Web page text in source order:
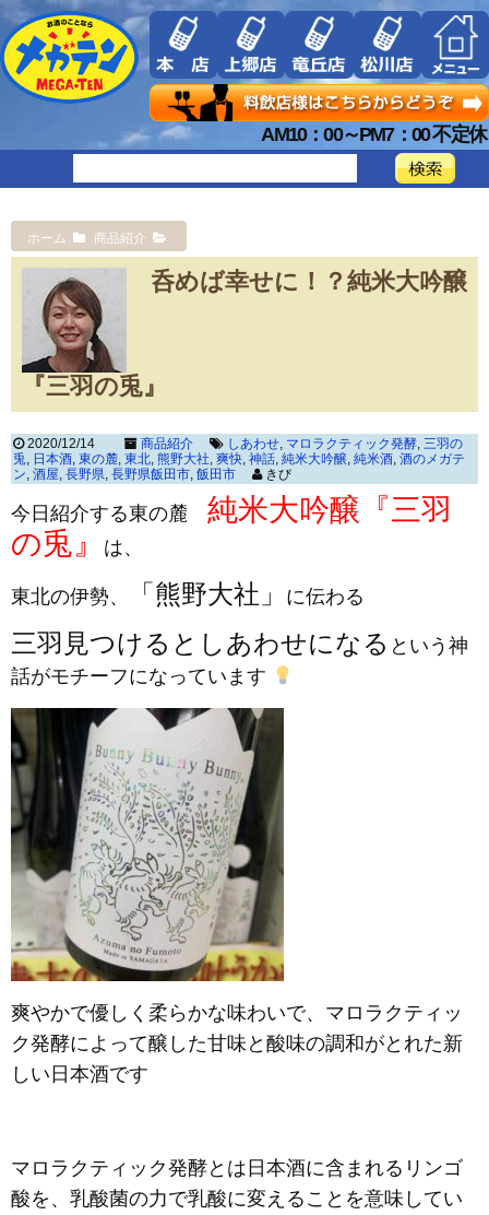
AM10：00～PM7：00 不定休
ホーム 商品紹介
呑めば幸せに！？純米大吟醸
『三羽の兎』
2020/12/14 商品紹介 しあわせ, マロラクティック発酵, 三羽の
兎, 日本酒, 東の麓, 東北, 熊野大社, 爽快, 神話, 純米大吟醸, 純米酒, 酒のメガテ
ン, 酒屋, 長野県, 長野県飯田市, 飯田市 きび
今日紹介する東の麓 純米大吟醸『三羽
の兎』
は、
東北の伊勢、 「熊野大社」 に伝わる
三羽見つけるとしあわせになる という神
話がモチーフになっています
爽やかで優しく柔らかな味わいで、マロラクティッ
ク発酵によって醸した甘味と酸味の調和がとれた新
しい日本酒です
マロラクティック発酵とは日本酒に含まれるリンゴ
酸を、乳酸菌の力で乳酸に変えることを意味してい